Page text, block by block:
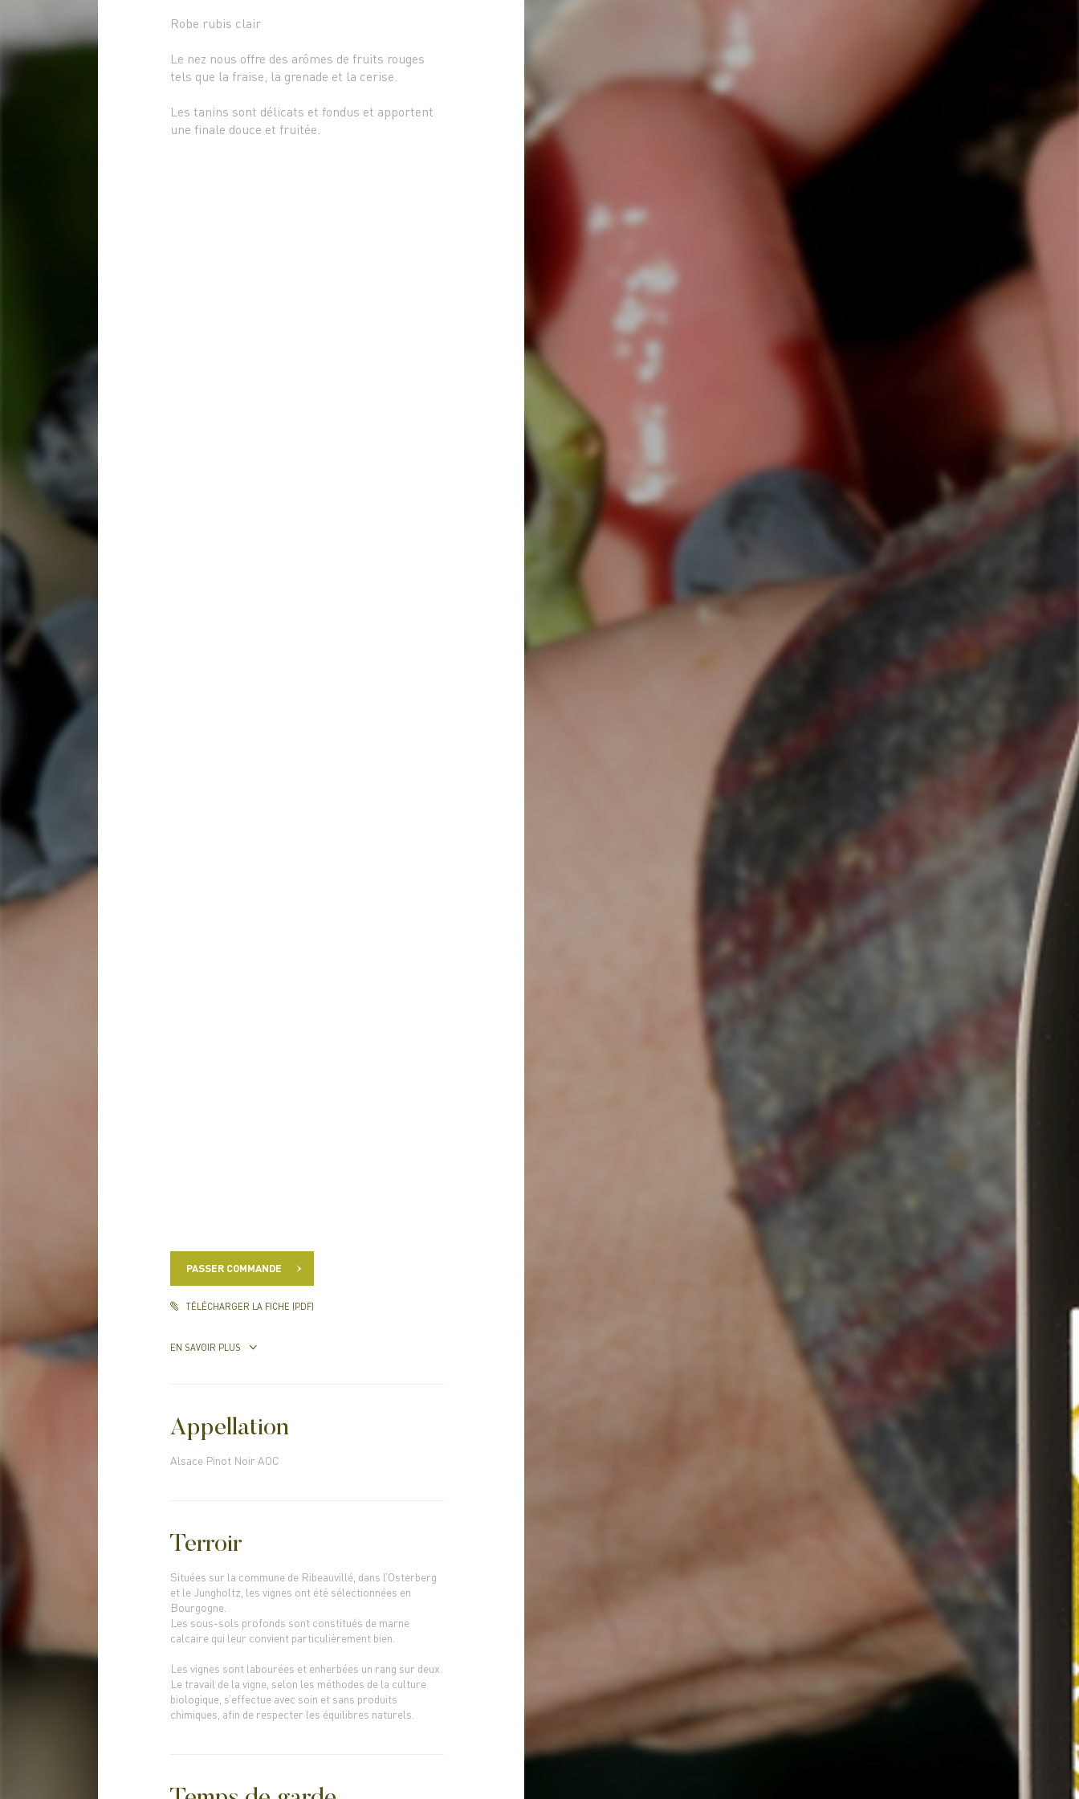
Robe rubis clair
Le nez nous offre des arômes de fruits rouges
tels que la fraise, la grenade et la cerise.
Les tanins sont délicats et fondus et apportent
une finale douce et fruitée.
PASSER COMMANDE
TÉLÉCHARGER LA FICHE (PDF)
EN SAVOIR PLUS
Appellation
Alsace Pinot Noir AOC
Terroir
Situées sur la commune de Ribeauvillé, dans l’Osterberg
et le Jungholtz, les vignes ont été sélectionnées en
Bourgogne.
Les sous-sols profonds sont constitués de marne
calcaire qui leur convient particulièrement bien.
Les vignes sont labourées et enherbées un rang sur deux.
Le travail de la vigne, selon les méthodes de la culture
biologique, s’effectue avec soin et sans produits
chimiques, afin de respecter les équilibres naturels.